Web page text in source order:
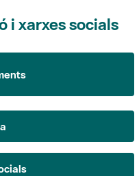
i xarxes socials